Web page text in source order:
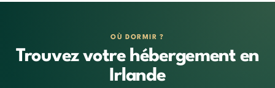
OÙ DORMIR ?
Trouvez votre hébergement en
Irlande